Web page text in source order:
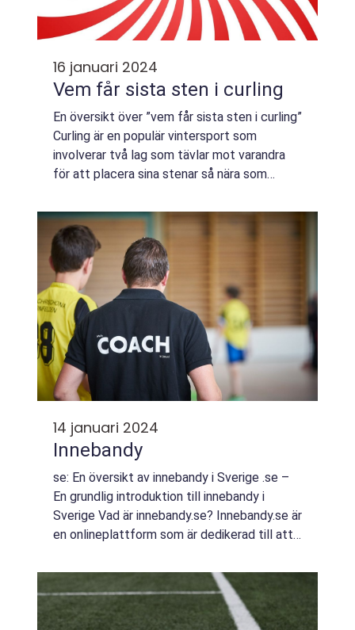
16 januari 2024
Vem får sista sten i curling
En översikt över ”vem får sista sten i curling”
Curling är en populär vintersport som
involverar två lag som tävlar mot varandra
för att placera sina stenar så nära som
isen. En av de viktigaste...
14 januari 2024
Innebandy
se: En översikt av innebandy i Sverige .se –
En grundlig introduktion till innebandy i
Sverige Vad är innebandy.se? Innebandy.se är
en onlineplattform som är dedikerad till att
Sidan erbjuder allt fr...